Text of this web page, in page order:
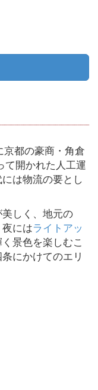
京都の豪商・角倉
て開かれた人工運
は物流の要とし
しく、地元の
にはライトアッ
景色を楽しむこ
にかけてのエリ